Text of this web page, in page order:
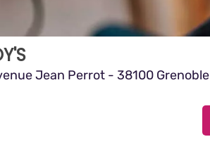
Jean Perrot - 38100 Grenoble